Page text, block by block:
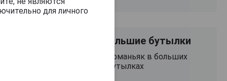
Большие бутылки
Арманьяк в больших
бутылках
для личного